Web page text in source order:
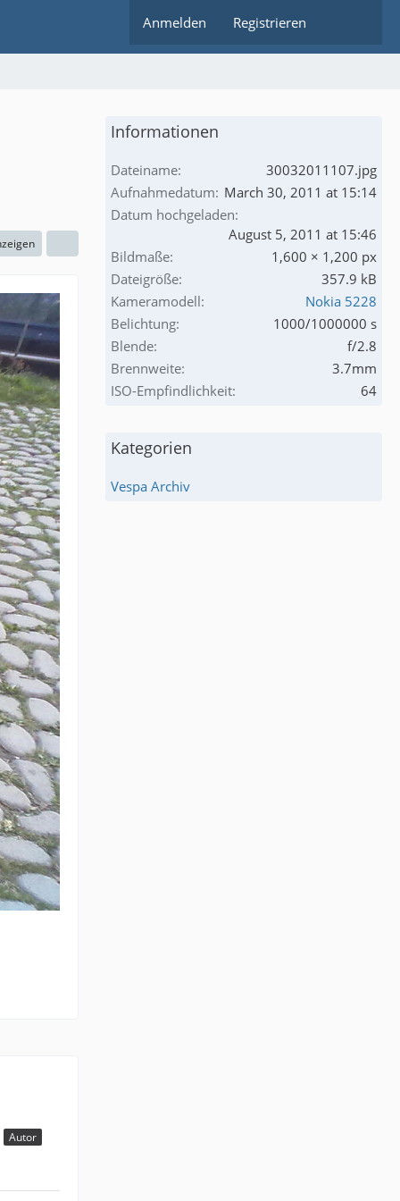
Anmelden Registrieren
Autor
Informationen
Dateiname
30032011107.jpg
Aufnahmedatum March 30, 2011 at 15:14
Datum hochgeladen
August 5, 2011 at 15:46
Bildmaße
1,600 × 1,200 px
Dateigröße
357.9 kB
Kameramodell
Nokia 5228
Belichtung
1000/1000000 s
Blende
f/2.8
Brennweite
3.7mm
ISO-Empfindlichkeit
64
Kategorien
Vespa Archiv